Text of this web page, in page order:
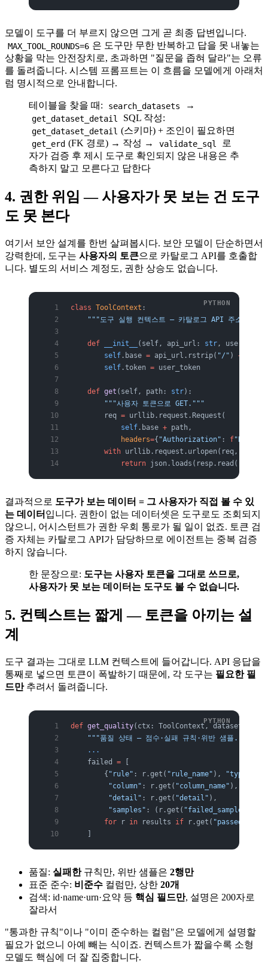
모델이 도구를 더 부르지 않으면 그게 곧 최종 답변입니다.
MAX_TOOL_ROUNDS=6 은 도구만 무한 반복하고 답을 못 내놓는
상황을 막는 안전장치로, 초과하면 "질문을 좁혀 달라"는 오류
를 돌려줍니다. 시스템 프롬프트는 이 흐름을 모델에게 아래처
럼 명시적으로 안내합니다.
테이블을 찾을 때: search_datasets →
get_dataset_detail SQL 작성:
get_dataset_detail (스키마) + 조인이 필요하면
get_erd (FK 경로) → 작성 → validate_sql
로
자가 검증 후 제시 도구로 확인되지 않은 내용은 추
측하지 말고 모른다고 답한다
4. 권한 위임 — 사용자가 못 보는 건 도구
도 못 본다
여기서 보안 설계를 한번 살펴봅시다. 보안 모델이 단순하면서
강력한데, 도구는 사용자의 토큰으로 카탈로그 API를 호출합
니다. 별도의 서비스 계정도, 권한 상승도 없습니다.
class ToolContext :
"""도구 실행 컨텍스트 — 카탈로그 API 주소와 사
    def
__init__ (self, api_url: str,
        self
.base = api_url.rstrip( "/" ) +
        self
.token = user_token
    def
get (self, path: str):
        """사용자 토큰으로 GET."""
        req
= urllib.request.Request(
            self
.base + path,
            headers
={ "Authorization" : f"Bearer
        with
urllib.request.urlopen(req,
            return
json.loads(resp.read())
결과적으로 도구가 보는 데이터 = 그 사용자가 직접 볼 수 있
는 데이터 입니다. 권한이 없는 데이터셋은 도구로도 조회되지
않으니, 어시스턴트가 권한 우회 통로가 될 일이 없죠. 토큰 검
증 자체는 카탈로그 API가 담당하므로 에이전트는 중복 검증
하지 않습니다.
한 문장으로: 도구는 사용자 토큰을 그대로 쓰므로,
사용자가 못 보는 데이터는 도구도 볼 수 없습니다.
5. 컨텍스트는 짧게 — 토큰을 아끼는 설
계
도구 결과는 그대로 LLM 컨텍스트에 들어갑니다. API 응답을
통째로 넣으면 토큰이 폭발하기 때문에, 각 도구는 필요한 필
드만추려서 돌려줍니다.
def get_quality(ctx: ToolContext, dataset_id:
    """품질 상태 — 점수·실패 규칙·위반 샘플."""
    ...
    failed
= [
        {
"rule" : r.get( "rule_name" ), "type"
         "column"
: r.get( "column_name" ),
         "detail"
: r.get( "detail" ),
         "samples"
: (r.get( "failed_samples"
        for
r in results if r.get( "passed"
    ]
품질: 실패한규칙만, 위반 샘플은 2행만
표준 준수: 비준수 컬럼만, 상한 20개
검색: id·name·urn·요약 등 핵심 필드만, 설명은 200자로
잘라서
"통과한 규칙"이나 "이미 준수하는 컬럼"은 모델에게 설명할
필요가 없으니 아예 빼는 식이죠. 컨텍스트가 짧을수록 소형
모델도 핵심에 더 잘 집중합니다.